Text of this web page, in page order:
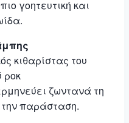
γοητευτική και
κιθαρίστας του
ροκ
ζωντανά τη
την παράσταση.